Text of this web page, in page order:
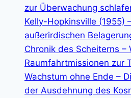
zur Überwachung
Kelly-Hopkinsville (1955)
außerirdischen
Chronik des Scheiterns –
Raumfahrtmissionen zur
Wachstum ohne Ende –
der Ausdehnung des